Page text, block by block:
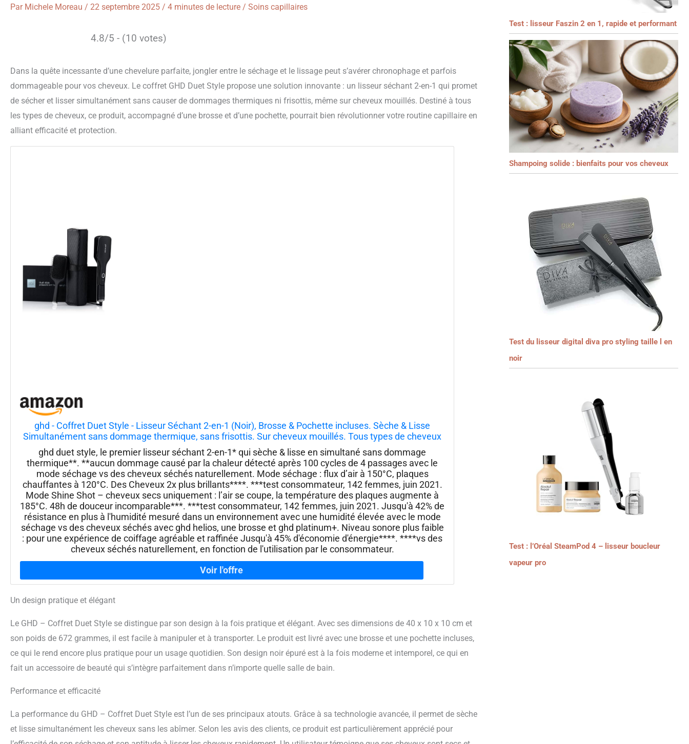
Par Michele Moreau / 22 septembre 2025 / 4 minutes de lecture / Soins capillaires
4.8/5 - (10 votes)
Dans la quête incessante d’une chevelure parfaite, jongler entre le séchage et le lissage peut s’avérer chronophage et parfois
dommageable pour vos cheveux. Le coffret GHD Duet Style propose une solution innovante : un lisseur séchant 2-en-1 qui promet
de sécher et lisser simultanément sans causer de dommages thermiques ni frisottis, même sur cheveux mouillés. Destiné à tous
les types de cheveux, ce produit, accompagné d’une brosse et d’une pochette, pourrait bien révolutionner votre routine capillaire en
alliant efficacité et protection.
ghd - Coffret Duet Style - Lisseur Séchant 2-en-1 (Noir), Brosse & Pochette incluses. Sèche & Lisse
Simultanément sans dommage thermique, sans frisottis. Sur cheveux mouillés. Tous types de cheveux
ghd duet style, le premier lisseur séchant 2-en-1* qui sèche & lisse en simultané sans dommage
thermique**. **aucun dommage causé par la chaleur détecté après 100 cycles de 4 passages avec le
mode séchage vs des cheveux séchés naturellement. Mode séchage : flux d’air à 150°C, plaques
chauffantes à 120°C. Des Cheveux 2x plus brillants****. ***test consommateur, 142 femmes, juin 2021.
Mode Shine Shot – cheveux secs uniquement : l’air se coupe, la température des plaques augmente à
185°C. 48h de douceur incomparable***. ***test consommateur, 142 femmes, juin 2021. Jusqu'à 42% de
résistance en plus à l'humidité mesuré dans un environnement avec une humidité élevée avec le mode
séchage vs des cheveux séchés avec ghd helios, une brosse et ghd platinum+. Niveau sonore plus faible
: pour une expérience de coiffage agréable et raffinée Jusqu'à 45% d'économie d'énergie****. ****vs des
cheveux séchés naturellement, en fonction de l'utilisation par le consommateur.
Un design pratique et élégant
Le GHD – Coffret Duet Style se distingue par son design à la fois pratique et élégant. Avec ses dimensions de 40 x 10 x 10 cm et
son poids de 672 grammes, il est facile à manipuler et à transporter. Le produit est livré avec une brosse et une pochette incluses,
ce qui le rend encore plus pratique pour un usage quotidien. Son design noir épuré est à la fois moderne et intemporel, ce qui en
fait un accessoire de beauté qui s’intègre parfaitement dans n’importe quelle salle de bain.
Performance et efficacité
La performance du GHD – Coffret Duet Style est l’un de ses principaux atouts. Grâce à sa technologie avancée, il permet de sèche
et lisse simultanément les cheveux sans les abîmer. Selon les avis des clients, ce produit est particulièrement apprécié pour
Test : lisseur Faszin 2 en 1, rapide et performant
Shampoing solide : bienfaits pour vos cheveux
Test du lisseur digital diva pro styling taille l en
noir
Test : l’Oréal SteamPod 4 – lisseur boucleur
vapeur pro